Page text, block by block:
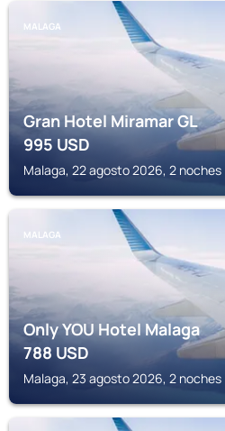
MALAGA
Gran Hotel Miramar GL
995USD
Malaga, 22 agosto 2026, 2 noches
MALAGA
Only YOU Hotel Malaga
788USD
Malaga, 23 agosto 2026, 2 noches